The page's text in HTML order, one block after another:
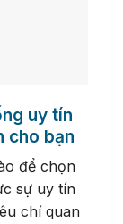
uy tín
cho bạn
để chọn
sự uy tín
chí quan